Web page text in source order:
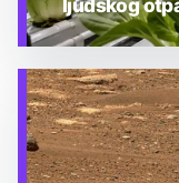
TEHNOLOGIJA
ljudskog